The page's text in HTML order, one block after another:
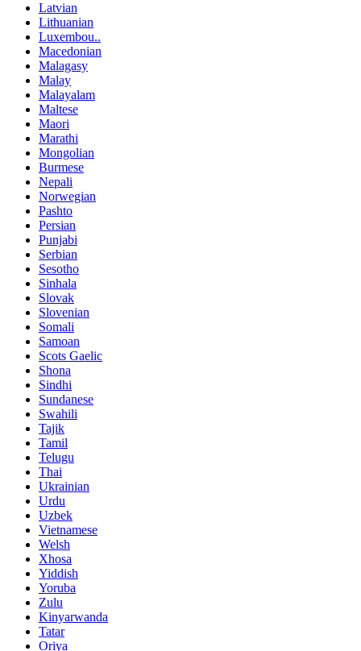
Latvian
Lithuanian
Luxembou..
Macedonian
Malagasy
Malay
Malayalam
Maltese
Maori
Marathi
Mongolian
Burmese
Nepali
Norwegian
Pashto
Persian
Punjabi
Serbian
Sesotho
Sinhala
Slovak
Slovenian
Somali
Samoan
Scots Gaelic
Shona
Sindhi
Sundanese
Swahili
Tajik
Tamil
Telugu
Thai
Ukrainian
Urdu
Uzbek
Vietnamese
Welsh
Xhosa
Yiddish
Yoruba
Zulu
Kinyarwanda
Tatar
Oriya